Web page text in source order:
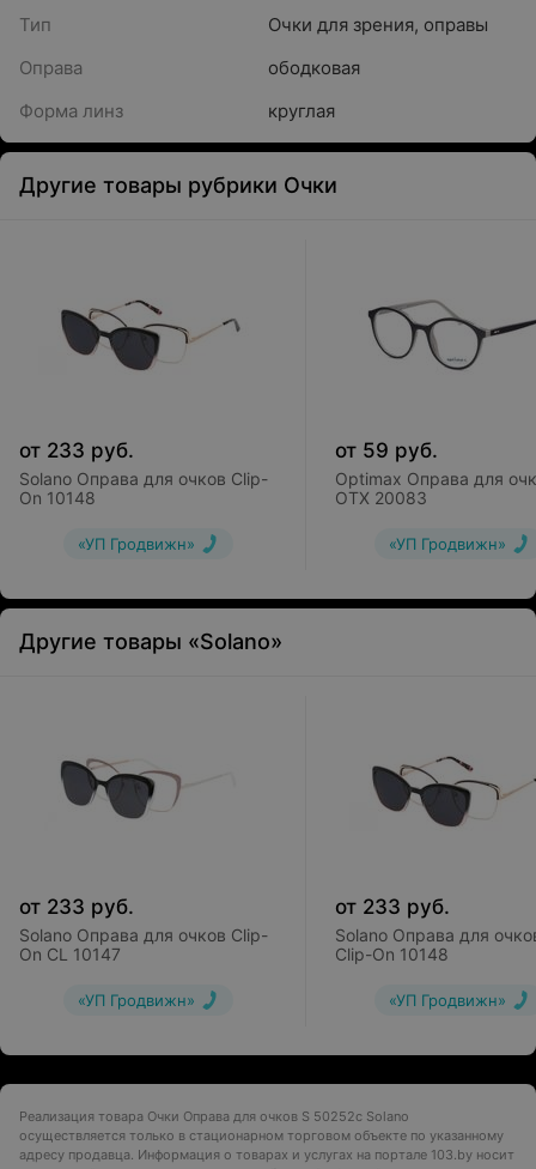
Тип
Очки для зрения, оправы
Оправа
ободковая
Форма линз
круглая
Другие товары рубрики Очки
от 233 руб.
Solano Оправа для очков Clip-
On 10148
«УП Гродвижн»
от 59 руб.
Optimax Оправа для
OTX 20083
«УП Гродвижн»
Другие товары «Solano»
от 233 руб.
Solano Оправа для очков Clip-
On CL 10147
«УП Гродвижн»
от 233 руб.
Solano Оправа для
Clip-On 10148
«УП Гродвижн»
Реализация товара Очки Оправа для очков S 50252c Solano
осуществляется только в стационарном торговом объекте по указанному
адресу продавца. Информация о товарах и услугах на портале 103.by носит